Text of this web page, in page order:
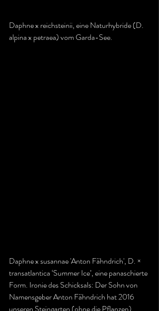
Daphne x reichsteinii, eine Naturhybride (D.
alpina x petraea) vom Garda-See.
Daphne x susannae 'Anton Fähndrich', D. ×
transatlantica ‘Summer Ice’, eine panaschierte
Form. Ironie des Schicksals: Der Sohn von
Namensgeber Anton Fähndrich hat 2016